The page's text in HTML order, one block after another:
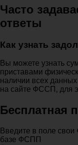
Часто
ответы
Как узнать
Вы можете узнать
приставами
наличии всех
на сайте ФССП, для
Бесплатная
Введите в поле
базе ФСПП